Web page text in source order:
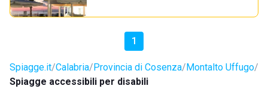
1
Spiagge.it Calabria Provincia di Cosenza Montalto Uffugo
Spiagge accessibili per disabili